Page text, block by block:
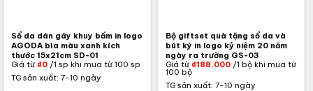
Sổ da dán gáy khuy bấm in logo
AGODA bìa màu xanh kích
thước 15x21cm SD-01
Giá từ ₫0 /1 sp khi mua từ 100 sp
TG sản xuất: 7-10 ngày
Bộ giftset quà tặng sổ da và
bút ký in logo kỷ niệm 20 năm
ngày ra trường GS-03
Giá từ ₫188.000/1 bộ khi mua từ
100 bộ
TG sản xuất: 7-10 ngày